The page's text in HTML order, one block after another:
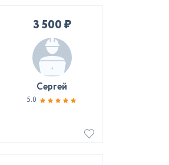
3 500 ₽
Сергей
5.0